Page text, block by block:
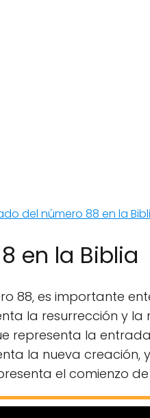
del número 88 en la
en la Biblia
88, es importante
la resurrección y la
representa la
la nueva creación,
el comienzo